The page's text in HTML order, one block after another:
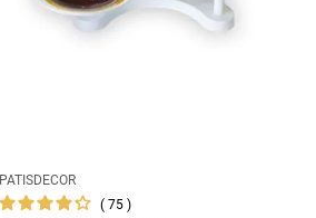
PATISDECOR
75